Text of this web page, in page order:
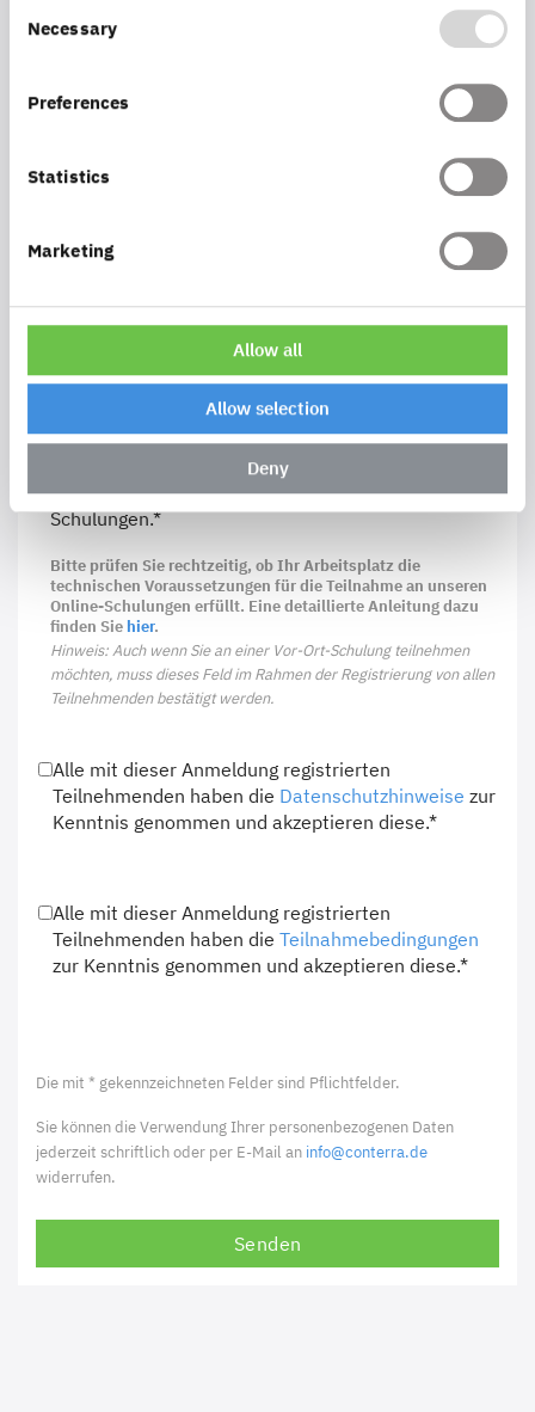
Selection
Necessary
Preferences
Statistics
Marketing
Allow all
Allow selection
Deny
Kommentare
Alle mit dieser Anmeldung registrierten
Teilnehmenden erfüllen die
Voraussetzungenzur Teilnahme an Online-
Schulungen.*
Bitte prüfen Sie rechtzeitig, ob Ihr Arbeitsplatz die
technischen Voraussetzungen für die Teilnahme an unseren
Online-Schulungen erfüllt. Eine detaillierte Anleitung dazu
finden Sie hier.
Hinweis: Auch wenn Sie an einer Vor-Ort-Schulung teilnehmen
möchten, muss dieses Feld im Rahmen der Registrierung von allen
Teilnehmenden bestätigt werden.
Alle mit dieser Anmeldung registrierten
Teilnehmenden haben die Datenschutzhinweise zur
Kenntnis genommen und akzeptieren diese.*
Alle mit dieser Anmeldung registrierten
Teilnehmenden haben die Teilnahmebedingungen
zur Kenntnis genommen und akzeptieren diese.*
Die mit * gekennzeichneten Felder sind Pflichtfelder.
Sie können die Verwendung Ihrer personenbezogenen Daten
jederzeit schriftlich oder per E-Mail an info@conterra.de
widerrufen.
Senden